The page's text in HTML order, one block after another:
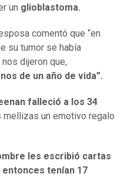
un glioblastoma.
comentó que “en
su tumor se había
dijeron que,
de un año de vida”.
falleció a los 34
mellizas un emotivo regalo
les escribió cartas
entonces tenían 17